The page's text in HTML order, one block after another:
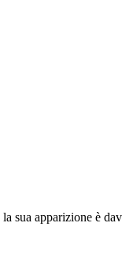
sua apparizione è